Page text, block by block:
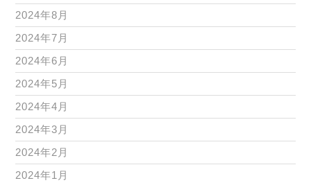
2024年8月
2024年7月
2024年6月
2024年5月
2024年4月
2024年3月
2024年2月
2024年1月